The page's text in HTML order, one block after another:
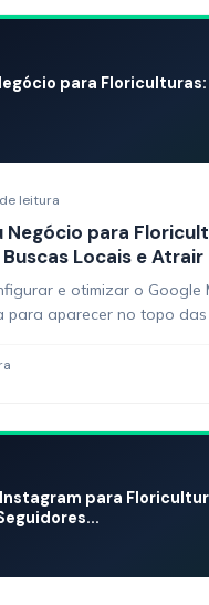
para
leitura
Negócio para
Locais e
e otimizar o Google
para aparecer no topo das
para